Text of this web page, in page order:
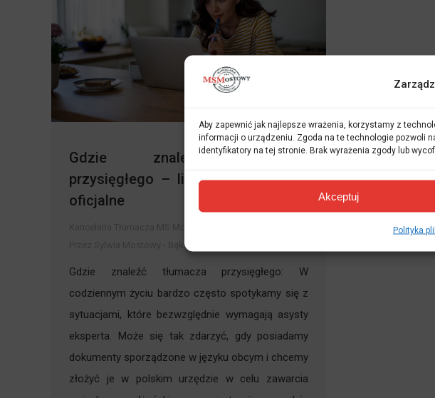
Aby zapewnić jak najlepsze wrażenia, korzystamy z
informacji o urządzeniu. Zgoda na te technologie pozwoli
identyfikatory na tej stronie. Brak wyrażenia zgody lub
Akceptuj
Polityka
Gdzie znaleźć tłumacza
przysięgłego – lista i wyszukiwarki
oficjalne
Gdzie znaleźć tłumacza przysięgłego: W
codziennym życiu bardzo często spotykamy się z
sytuacjami, które bezwzględnie wymagają asysty
eksperta. Może się tak zdarzyć, gdy posiadamy
dokumenty sporządzone w języku obcym i chcemy
złożyć je w polskim urzędzie w celu zawarcia